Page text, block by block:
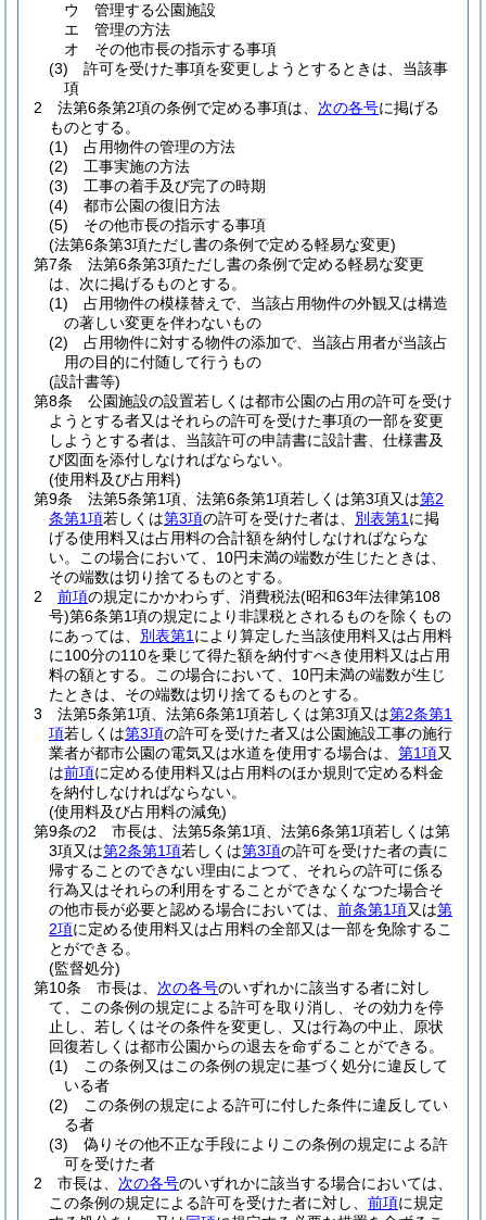
ウ
管理する公園施設
エ
管理の方法
オ
その他市長の指示する事項
(3)
許可を受けた事項を変更しようとするときは、当該事
項
2
法第6条第2項の条例で定める事項は、 次の各号に掲げる
ものとする。
(1)
占用物件の管理の方法
(2)
工事実施の方法
(3)
工事の着手及び完了の時期
(4)
都市公園の復旧方法
(5)
その他市長の指示する事項
(法第6条第3項ただし書の条例で定める軽易な変更)
第7条
法第6条第3項ただし書の条例で定める軽易な変更
は、次に掲げるものとする。
(1)
占用物件の模様替えで、当該占用物件の外観又は構造
の著しい変更を伴わないもの
(2)
占用物件に対する物件の添加で、当該占用者が当該占
用の目的に付随して行うもの
(設計書等)
第8条
公園施設の設置若しくは都市公園の占用の許可を受け
ようとする者又はそれらの許可を受けた事項の一部を変更
しようとする者は、当該許可の申請書に設計書、仕様書及
び図面を添付しなければならない。
(使用料及び占用料)
第9条
法第5条第1項、法第6条第1項若しくは第3項又は第2
条第1項若しくは第3項の許可を受けた者は、 別表第1 に掲
げる使用料又は占用料の合計額を納付しなければならな
い。
この場合において、10円未満の端数が生じたときは、
その端数は切り捨てるものとする。
2
前項の規定にかかわらず、消費税法(昭和63年法律第108
号)第6条第1項の規定により非課税とされるものを除くもの
にあっては、 別表第1 により算定した当該使用料又は占用料
に100分の110を乗じて得た額を納付すべき使用料又は占用
料の額とする。
この場合において、10円未満の端数が生じ
たときは、その端数は切り捨てるものとする。
3
法第5条第1項、法第6条第1項若しくは第3項又は第2条第1
項若しくは第3項の許可を受けた者又は公園施設工事の施行
業者が都市公園の電気又は水道を使用する場合は、 第1項又
は前項に定める使用料又は占用料のほか規則で定める料金
を納付しなければならない。
(使用料及び占用料の減免)
第9条の2
市長は、法第5条第1項、法第6条第1項若しくは第
3項又は第2条第1項若しくは第3項の許可を受けた者の責に
帰することのできない理由によつて、それらの許可に係る
行為又はそれらの利用をすることができなくなつた場合そ
の他市長が必要と認める場合においては、 前条第1項又は第
2項に定める使用料又は占用料の全部又は一部を免除するこ
とができる。
(監督処分)
第10条
市長は、 次の各号のいずれかに該当する者に対し
て、この条例の規定による許可を取り消し、その効力を停
止し、若しくはその条件を変更し、又は行為の中止、原状
回復若しくは都市公園からの退去を命ずることができる。
(1)
この条例又はこの条例の規定に基づく処分に違反して
いる者
(2)
この条例の規定による許可に付した条件に違反してい
る者
(3)
偽りその他不正な手段によりこの条例の規定による許
可を受けた者
2
市長は、 次の各号のいずれかに該当する場合においては、
この条例の規定による許可を受けた者に対し、 前項に規定